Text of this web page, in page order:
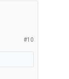
#10